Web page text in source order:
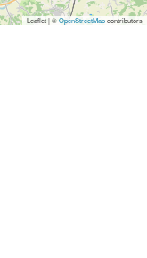
Leaflet | ©OpenStreetMapcontributors